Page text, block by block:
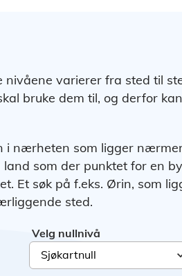
nivåene varierer fra sted til
bruke dem til, og derfor
i nærheten som ligger
som der punktet for en
Et søk på f.eks. Ørin, som
sted.
Velg nullnivå